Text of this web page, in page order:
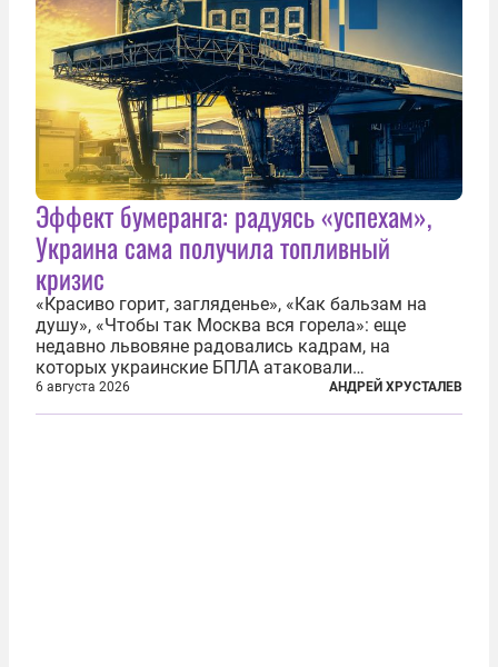
Эффект бумеранга: радуясь «успехам»,
Украина сама получила топливный
кризис
«Красиво горит, загляденье», «Как бальзам на
душу», «Чтобы так Москва вся горела»: еще
недавно львовяне радовались кадрам, на
которых украинские БПЛА атаковали
нефтеперерабатывающие предприятия России. В
скором времени оказалось, что в «эту игру можно
6 августа 2026 АНДРЕЙ ХРУСТАЛЕВ